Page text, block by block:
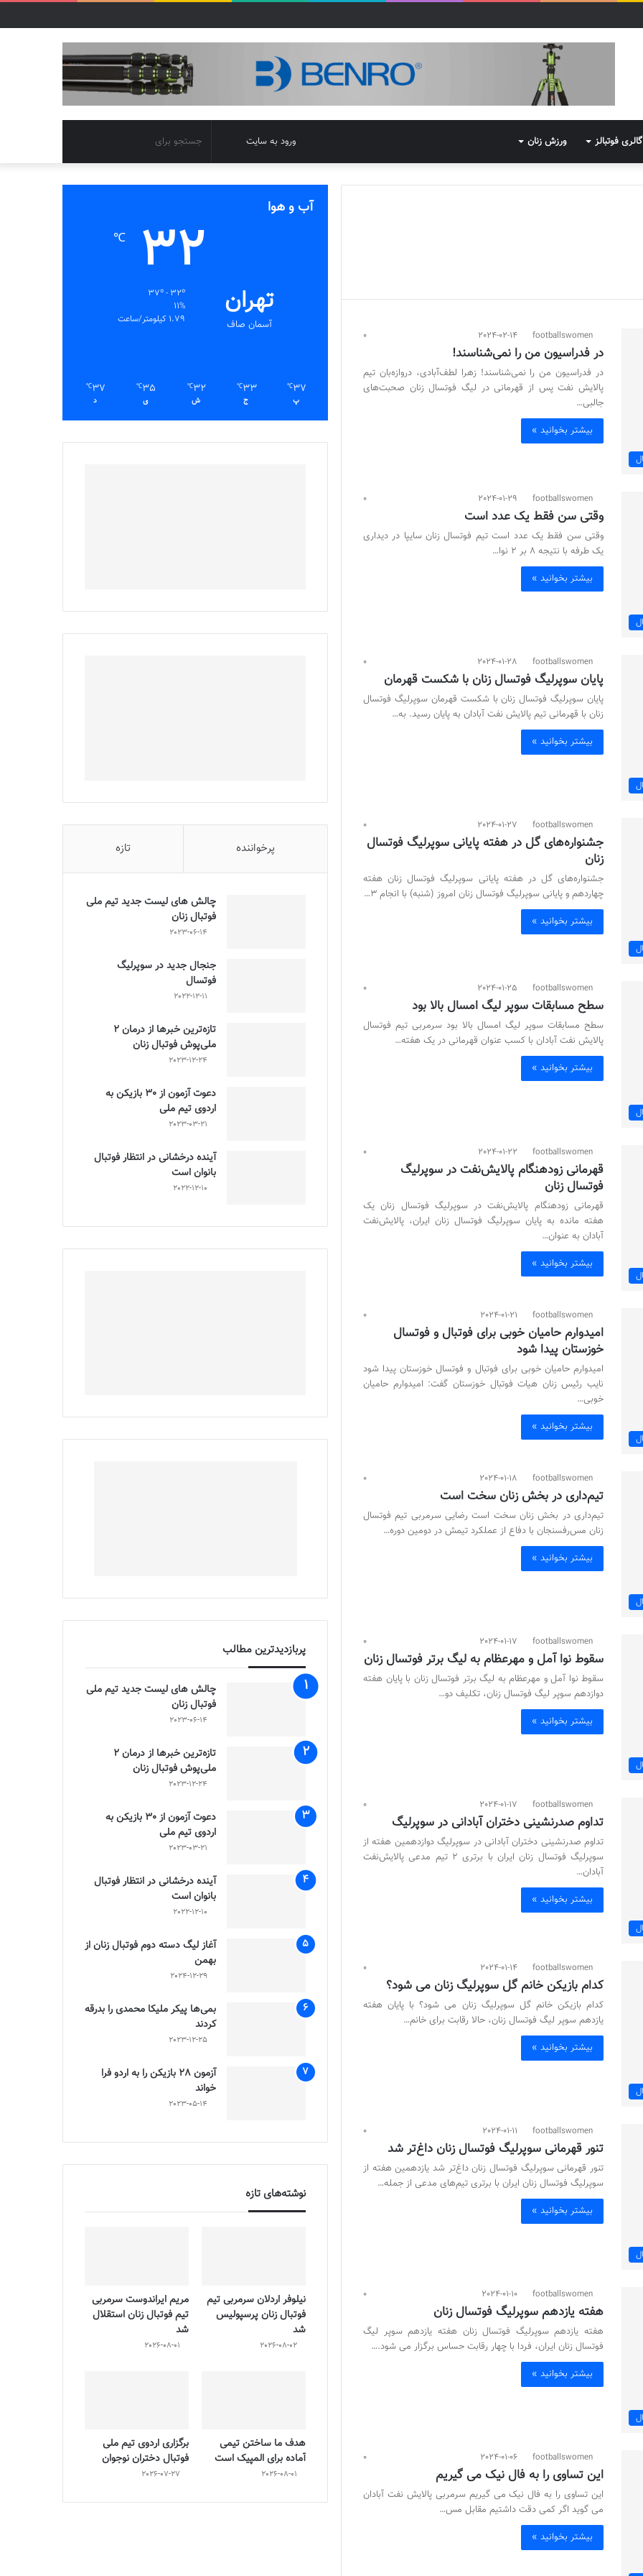
گالری فوتبالز ورزش زنان
برای
تغییر
پوسته
ورود به سایت
footballswomen
2024-02-14
0
در فدراسیون من را نمی‌شناسند!
در فدراسیون من را نمی‌شناسند! زهرا لطف‌آبادی، دروازه‌بان تیم
پالایش نفت پس از قهرمانی در لیگ فوتسال زنان صحبت‌های
جالبی…
بیشتر بخوانید »
footballswomen
2024-01-29
0
وقتی سن فقط یک عدد است
وقتی سن فقط یک عدد است تیم فوتسال زنان سایپا در دیداری
یک طرفه با نتیجه ۸ بر ۲ نوا…
بیشتر بخوانید »
footballswomen
2024-01-28
0
پایان سوپرلیگ فوتسال زنان با شکست قهرمان
پایان سوپرلیگ فوتسال زنان با شکست قهرمان سوپرلیگ فوتسال
زنان با قهرمانی تیم پالایش نفت آبادان به پایان رسید. به…
بیشتر بخوانید »
footballswomen
2024-01-27
0
جشنواره‌های گل در هفته پایانی سوپرلیگ فوتسال
زنان
جشنواره‌های گل در هفته پایانی سوپرلیگ فوتسال زنان هفته
چهاردهم و پایانی سوپرلیگ فوتسال زنان امروز (شنبه) با انجام 3…
بیشتر بخوانید »
footballswomen
2024-01-25
0
سطح مسابقات سوپر لیگ امسال بالا بود
سطح مسابقات سوپر لیگ امسال بالا بود سرمربی تیم فوتسال
پالایش نفت آبادان با کسب عنوان قهرمانی در یک هفته…
بیشتر بخوانید »
footballswomen
2024-01-22
0
قهرمانی زودهنگام پالایش‌نفت در سوپرلیگ
فوتسال زنان
قهرمانی زودهنگام پالایش‌نفت در سوپرلیگ فوتسال زنان یک
هفته مانده به پایان سوپرلیگ فوتسال زنان ایران، پالایش‌نفت
آبادان به عنوان…
بیشتر بخوانید »
footballswomen
2024-01-21
0
امیدوارم حامیان خوبی برای فوتبال و فوتسال
خوزستان پیدا شود
امیدوارم حامیان خوبی برای فوتبال و فوتسال خوزستان پیدا شود
نایب رئیس زنان هیات فوتبال خوزستان گفت: امیدوارم حامیان
خوبی…
بیشتر بخوانید »
footballswomen
2024-01-18
0
تیم‌داری در بخش زنان سخت است
تیم‌داری در بخش زنان سخت است رضایی سرمربی تیم فوتسال
زنان مس‌رفسنجان با دفاع از عملکرد تیمش در دومین دوره…
بیشتر بخوانید »
footballswomen
2024-01-17
0
سقوط نوا آمل و مهرعظام به لیگ برتر فوتسال زنان
سقوط نوا آمل و مهرعظام به لیگ برتر فوتسال زنان با پایان هفته
دوازدهم سوپر لیگ فوتسال زنان، تکلیف دو…
بیشتر بخوانید »
footballswomen
2024-01-17
0
تداوم صدرنشینی دختران آبادانی در سوپرلیگ
تداوم صدرنشینی دختران آبادانی در سوپرلیگ دوازدهمین هفته از
سوپرلیگ فوتسال زنان ایران با برتری 2 تیم مدعی پالایش‌نفت
آبادان…
بیشتر بخوانید »
footballswomen
2024-01-14
0
کدام بازیکن خانم گل سوپرلیگ زنان می شود؟
کدام بازیکن خانم گل سوپرلیگ زنان می شود؟ با پایان هفته
یازدهم سوپر لیگ فوتسال زنان، حالا رقابت برای خانم…
بیشتر بخوانید »
footballswomen
2024-01-11
0
تنور قهرمانی سوپرلیگ فوتسال زنان داغ‌تر شد
تنور قهرمانی سوپرلیگ فوتسال زنان داغ‌تر شد یازدهمین هفته از
سوپرلیگ فوتسال زنان ایران با برتری تیم‌های مدعی از جمله…
بیشتر بخوانید »
footballswomen
2024-01-10
0
هفته یازدهم سوپرلیگ فوتسال زنان
هفته یازدهم سوپرلیگ فوتسال زنان هفته یازدهم سوپر لیگ
فوتسال زنان ایران، فردا با چهار رقابت حساس برگزار می شود.…
بیشتر بخوانید »
footballswomen
2024-01-06
0
این تساوی را به فال نیک می گیریم
این تساوی را به فال نیک می گیریم سرمربی پالایش نفت آبادان
می گوید اگر کمی دقت داشتیم مقابل مس…
بیشتر بخوانید »
آب و هوا
تهران
آسمان صاف
32
℃
11%
1.79 کیلومتر/ساعت
37
℃
پ
33
℃
ج
32
℃
ش
35
℃
ی
37
℃
د
پرخواننده تازه
چالش هاى ليست جدید تيم ملى
فوتبال زنان
2023-06-14
جنجال جدید در سوپرلیگ
فوتسال
2022-12-11
تازه‌ترین خبرها از درمان ۲
ملی‌پوش فوتبال زنان
2023-12-24
دعوت آزمون از 30 بازیکن به
اردوی تیم ملی
2023-03-21
آینده درخشانی در انتظار فوتبال
بانوان است
2022-12-10
پربازدیدترین مطالب
چالش هاى ليست جدید تيم ملى
فوتبال زنان
2023-06-14
تازه‌ترین خبرها از درمان ۲
ملی‌پوش فوتبال زنان
2023-12-24
دعوت آزمون از 30 بازیکن به
اردوی تیم ملی
2023-03-21
آینده درخشانی در انتظار فوتبال
بانوان است
2022-12-10
آغاز لیگ دسته دوم فوتبال زنان از
بهمن
2024-12-29
بمی‌ها پیکر ملیکا محمدی را بدرقه
کردند
2023-12-25
آزمون 28 بازیکن را به اردو فرا
خواند
2023-05-14
نوشته‌های تازه
نیلوفر اردلان سرمربی تیم
فوتبال زنان پرسپولیس
شد
2026-08-02
مریم ایراندوست سرمربی
تیم فوتبال زنان استقلال
شد
2026-08-01
هدف ما ساختن تیمی
آماده برای المپیک است
2026-08-01
برگزاری اردوی تیم ملی
فوتبال دختران نوجوان
2026-07-27